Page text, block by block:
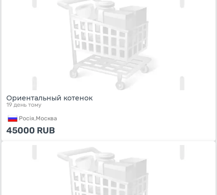
Ориентальный котенок
19 день тому
Росiя,Москва
45000 RUB